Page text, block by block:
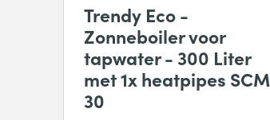
Trendy Eco -
Zonneboiler voor
tapwater - 300 Liter
met 1x heatpipes SCM
30